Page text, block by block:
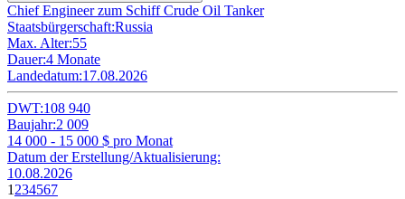
Chief Engineer zum Schiff Crude Oil Tanker
Staatsbürgerschaft:Russia
Max. Alter:55
Dauer:4 Monate
Landedatum:17.08.2026
DWT:108 940
Baujahr:2 009
14 000 - 15 000 $ pro Monat
Datum der Erstellung/Aktualisierung:
10.08.2026
1 234567